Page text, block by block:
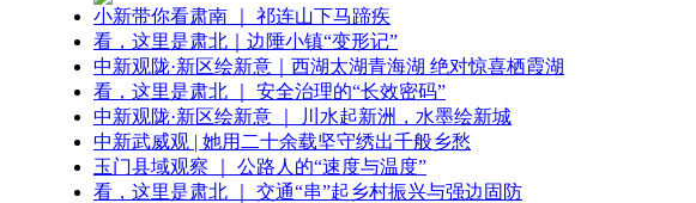
小新带你看肃南 ｜ 祁连山下马蹄疾
看，这里是肃北｜边陲小镇“变形记”
中新观陇·新区绘新意｜西湖太湖青海湖 绝对惊喜栖霞湖
看，这里是肃北 ｜ 安全治理的“长效密码”
中新观陇·新区绘新意 ｜ 川水起新洲，水墨绘新城
中新武威观 | 她用二十余载坚守绣出千般乡愁
玉门县域观察 ｜ 公路人的“速度与温度”
看，这里是肃北 ｜ 交通“串”起乡村振兴与强边固防